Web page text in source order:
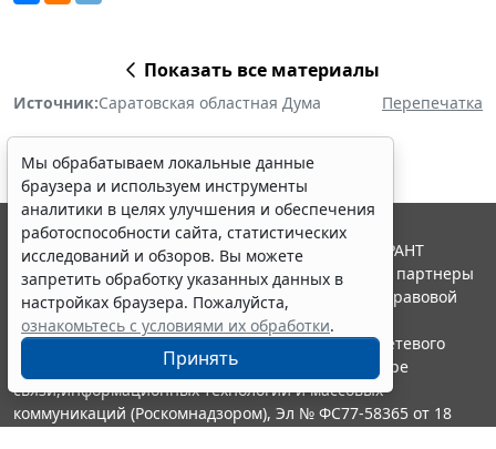
Показать все материалы
Источник:Саратовская областная Дума Перепечатка
Мы обрабатываем локальные данные
браузера и используем инструменты
аналитики в целях улучшения и обеспечения
работоспособности сайта, статистических
исследований и обзоров. Вы можете
запретить обработку указанных данных в
настройках браузера. Пожалуйста,
ознакомьтесь с условиями их обработки.
Принять
© ООО "НПП "ГАРАНТ-СЕРВИС", 2026. Система ГАРАНТ
выпускается с 1990 года. Компания "Гарант" и ее партнеры
являются участниками Российской ассоциации правовой
информации ГАРАНТ.
Портал ГАРАНТ.РУ зарегистрирован в качестве сетевого
издания Федеральной службой по надзору в сфере
связи,информационных технологий и массовых
коммуникаций (Роскомнадзором), Эл № ФС77-58365 от 18